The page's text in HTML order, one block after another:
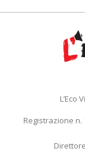
L’Eco
Registrazione n.